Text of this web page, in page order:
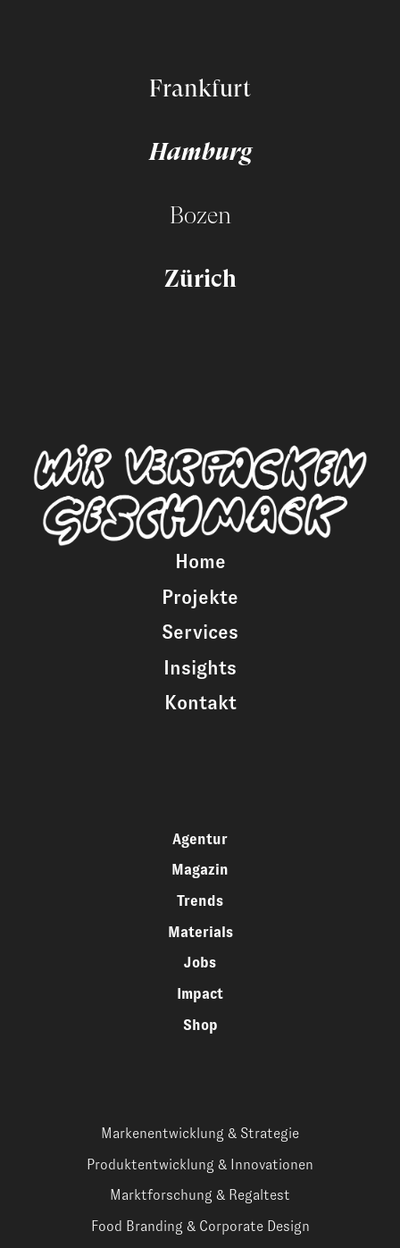
Frankfurt
Hamburg
Bozen
Zürich
Home
Projekte
Services
Insights
Kontakt
Agentur
Magazin
Trends
Materials
Jobs
Impact
Shop
Markenentwicklung & Strategie
Produktentwicklung & Innovationen
Marktforschung & Regaltest
Food Branding & Corporate Design